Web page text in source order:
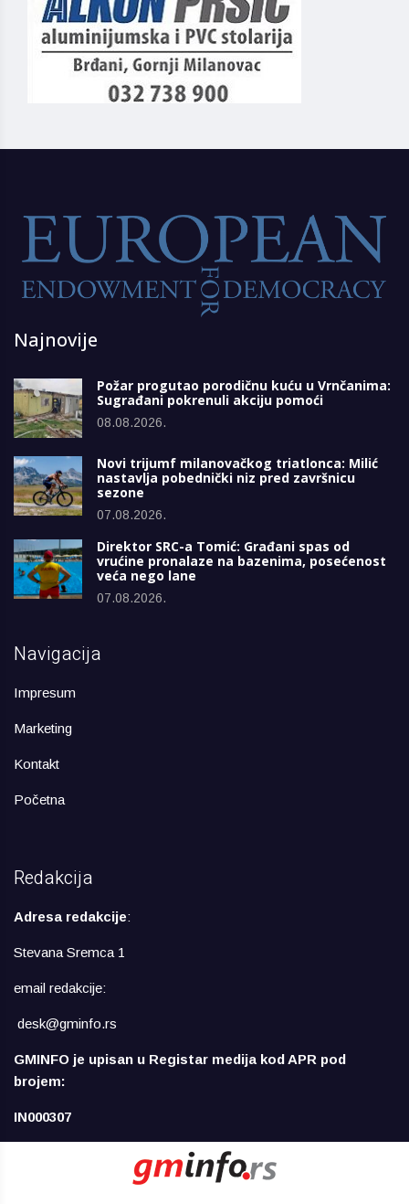
Najnovije
Požar progutao porodičnu kuću u Vrnčanima:
Sugrađani pokrenuli akciju pomoći
08.08.2026.
Novi trijumf milanovačkog triatlonca: Milić
nastavlja pobednički niz pred završnicu
sezone
07.08.2026.
Direktor SRC-a Tomić: Građani spas od
vrućine pronalaze na bazenima, posećenost
veća nego lane
07.08.2026.
Navigacija
Impresum
Marketing
Kontakt
Početna
Redakcija
Adresa redakcije:
Stevana Sremca 1
email redakcije:
desk@gminfo.rs
GMINFO je upisan u Registar medija kod APR pod
brojem:
IN000307